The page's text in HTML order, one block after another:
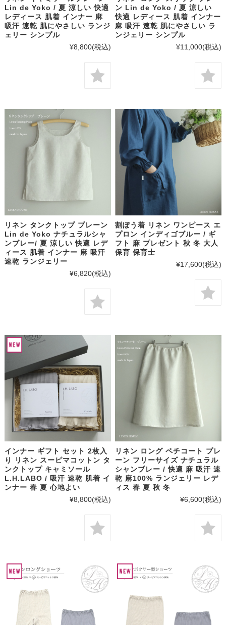
Lin de Yoko / 夏 涼しい 快適
レディース 肌着 インナー 麻
吸汗 速乾 肌にやさしい ランジ
ェリー シンプル
¥8,800(税込)
ン Lin de Yoko / 夏 涼しい
快適 レディース 肌着 インナー
麻 吸汗 速乾 肌にやさしい ラ
ンジェリー シンプル
¥11,000(税込)
リネン タンクトップ プレーン
Lin de Yoko ナチュラルシャ
ンブレー/ 夏 涼しい 快適 レデ
ィース 肌着 インナー 麻 吸汗
速乾 ランジェリー
¥6,820(税込)
割ぽう着 リネン ワンピース エ
プロン インディゴブルー / ギ
フト 麻 プレゼント 秋 冬 大人
保育 保育士
¥17,600(税込)
インナー ギフト セット 2枚入
り リネン スーピマコットン タ
ンクトップ キャミソール
L.H.LABO / 吸汗 速乾 肌着 イ
ンナー 春 夏 心地よい
¥8,800(税込)
リネン ロング ペチコート プレ
ーン フリーサイズ ナチュラル
シャンブレー / 快適 麻 吸汗 速
乾 麻100% ランジェリー レデ
ィス 春 夏 秋 冬
¥6,600(税込)